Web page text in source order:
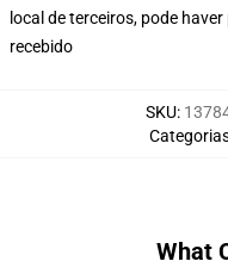
local de terceiros, pode
recebido
SKU:
What